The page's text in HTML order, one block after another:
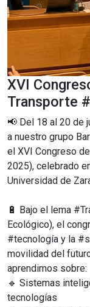
XVI
Transporte
📢 Del 18 al 20 de
a nuestro grupo
el XVI Congreso
2025), celebrado
Universidad de
🔋 Bajo el lema
Ecológico), el
#tecnología y la
movilidad del
aprendimos sobre:
🔹 Sistemas
tecnologías